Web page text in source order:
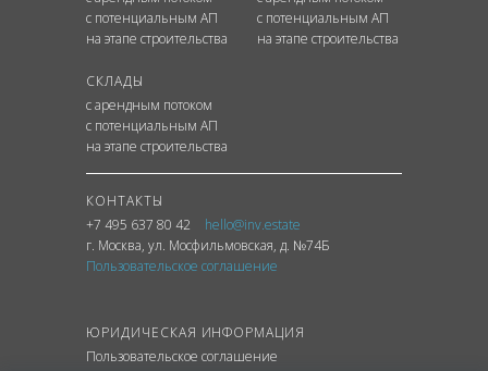
с потенциальным АП
на этапе строительства
с потенциальным АП
на этапе строительства
СКЛАДЫ
с арендным потоком
с потенциальным АП
на этапе строительства
КОНТАКТЫ
+7 495 637 80 42
hello@inv.estate
г. Москва, ул. Мосфильмовская, д. №74Б
Пользовательское соглашение
ЮРИДИЧЕСКАЯ ИНФОРМАЦИЯ
Пользовательское соглашение